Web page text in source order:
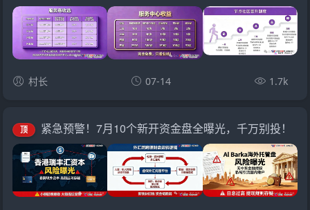
村长 07-14 1.7k
顶 紧急预警！7月10个新开资金盘全曝光，千万别投！